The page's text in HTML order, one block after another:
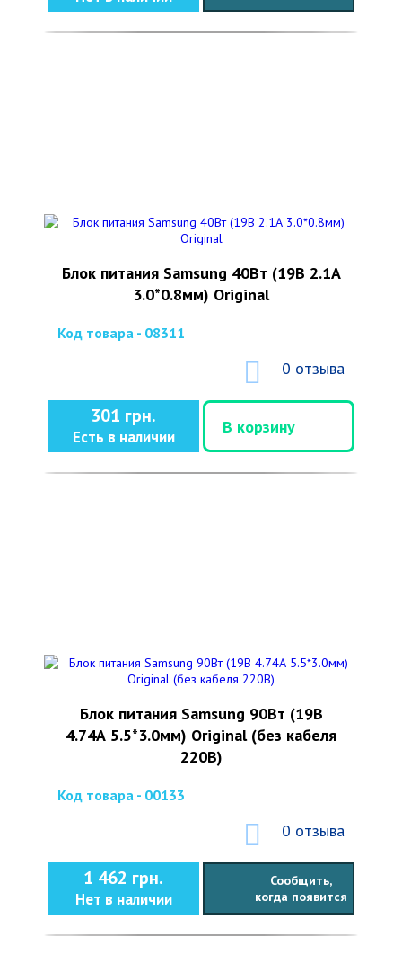
Блок питания Samsung 40Вт (19В 2.1А
3.0*0.8мм) Original
Код товара - 08311
0 отзыва
301 грн.
Есть в наличии
В корзину
Блок питания Samsung 90Вт (19В
4.74А 5.5*3.0мм) Original (без кабеля
220В)
Код товара - 00133
0 отзыва
1 462 грн.
Нет в наличии
Сообщить,
когда появится